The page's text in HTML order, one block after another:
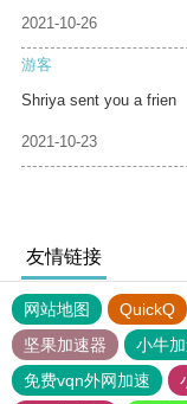
2021-10-26
游客
Shriya sent you a frien
2021-10-23
友情链接
网站地图 QuickQ
坚果加速器
小牛
免费vqn外网加速